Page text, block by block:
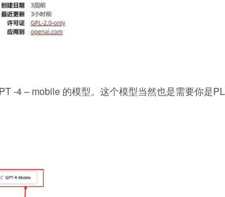
-4 – mobile 的模型。这个模型当然也是需要你是